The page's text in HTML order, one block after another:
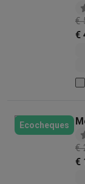
€
€
Ecocheques
€
€